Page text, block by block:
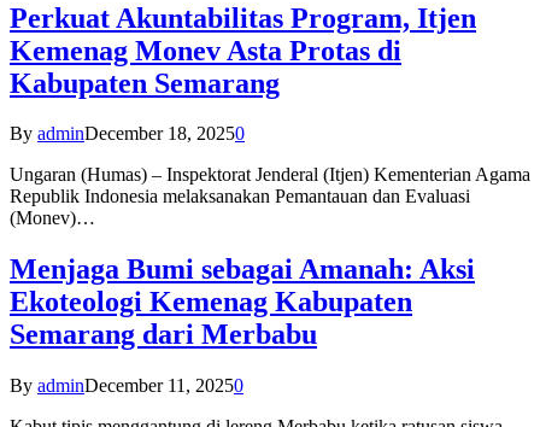
Perkuat Akuntabilitas Program, Itjen
Kemenag Monev Asta Protas di
Kabupaten Semarang
By adminDecember 18, 20250
Ungaran (Humas) – Inspektorat Jenderal (Itjen) Kementerian Agama
Republik Indonesia melaksanakan Pemantauan dan Evaluasi
(Monev)…
Menjaga Bumi sebagai Amanah: Aksi
Ekoteologi Kemenag Kabupaten
Semarang dari Merbabu
By adminDecember 11, 20250